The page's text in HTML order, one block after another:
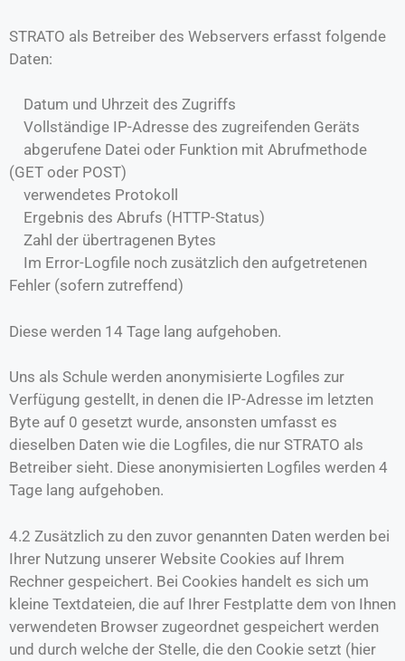
STRATO als Betreiber des Webservers erfasst folgende
Daten:
Datum und Uhrzeit des Zugriffs
Vollständige IP-Adresse des zugreifenden Geräts
abgerufene Datei oder Funktion mit Abrufmethode
(GET oder POST)
verwendetes Protokoll
Ergebnis des Abrufs (HTTP-Status)
Zahl der übertragenen Bytes
Im Error-Logfile noch zusätzlich den aufgetretenen
Fehler (sofern zutreffend)
Diese werden 14 Tage lang aufgehoben.
Uns als Schule werden anonymisierte Logfiles zur
Verfügung gestellt, in denen die IP-Adresse im letzten
Byte auf 0 gesetzt wurde, ansonsten umfasst es
dieselben Daten wie die Logfiles, die nur STRATO als
Betreiber sieht. Diese anonymisierten Logfiles werden 4
Tage lang aufgehoben.
4.2 Zusätzlich zu den zuvor genannten Daten werden bei
Ihrer Nutzung unserer Website Cookies auf Ihrem
Rechner gespeichert. Bei Cookies handelt es sich um
kleine Textdateien, die auf Ihrer Festplatte dem von Ihnen
verwendeten Browser zugeordnet gespeichert werden
und durch welche der Stelle, die den Cookie setzt (hier